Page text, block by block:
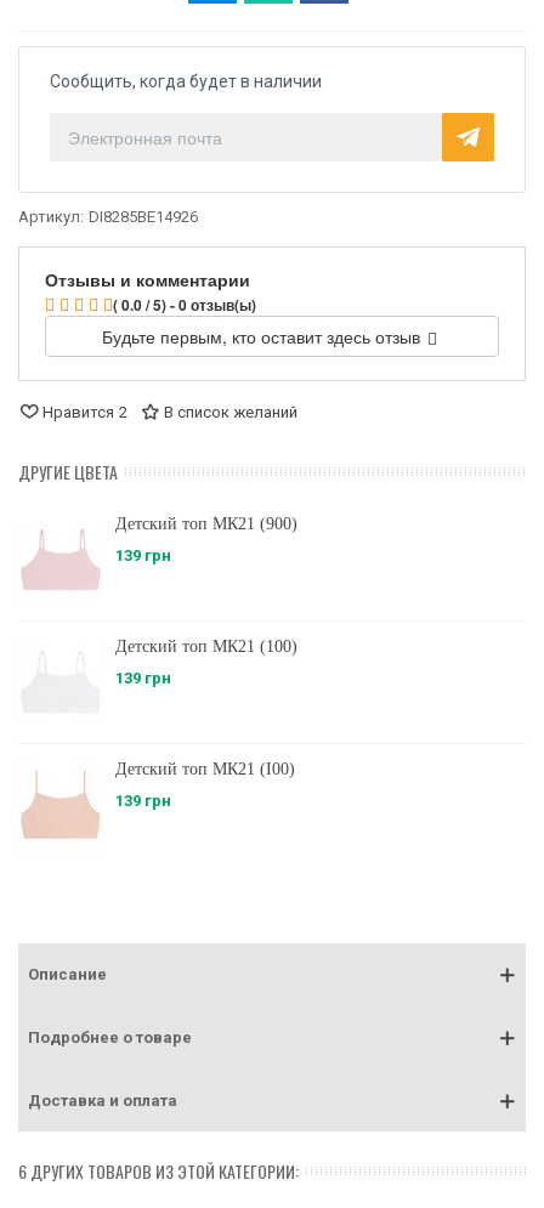
Сообщить, когда будет в наличии
Артикул: DI8285BE14926
Отзывы и комментарии
( 0.0 / 5) - 0 отзыв(ы)
Будьте первым, кто оставит здесь отзыв
Нравится 2 В список желаний
ДРУГИЕ ЦВЕТА
Детский топ МК21 (900)
139 грн
Детский топ МК21 (100)
139 грн
Детский топ МК21 (I00)
139 грн
Описание
Подробнее о товаре
Доставка и оплата
6 ДРУГИХ ТОВАРОВ ИЗ ЭТОЙ КАТЕГОРИИ: